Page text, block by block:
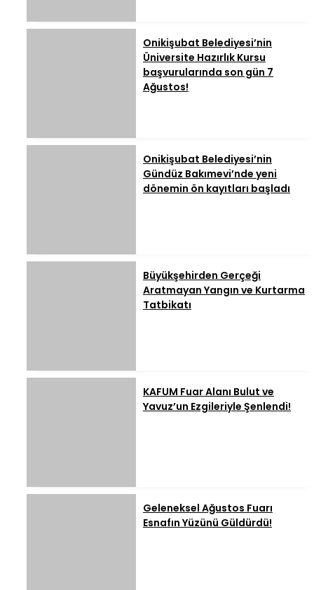
Onikişubat Belediyesi’nin
Üniversite Hazırlık Kursu
başvurularında son gün 7
Ağustos!
Onikişubat Belediyesi’nin
Gündüz Bakımevi’nde yeni
dönemin ön kayıtları başladı
Büyükşehirden Gerçeği
Aratmayan Yangın ve Kurtarma
Tatbikatı
KAFUM Fuar Alanı Bulut ve
Yavuz’un Ezgileriyle Şenlendi!
Geleneksel Ağustos Fuarı
Esnafın Yüzünü Güldürdü!